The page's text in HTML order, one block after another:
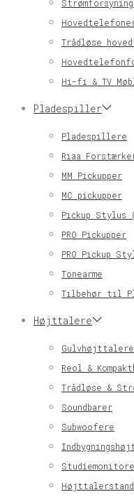
Trådløse
Hi-fi & TV
Pladespiller
Pladespillere
Riaa
MM Pickupper
MC pickupper
Pickup Stylus
PRO Pickupper
PRO Pickup
Tonearme
Tilbehør til
Højttalere
Gulvhøjttalere
Reol &
Trådløse &
Soundbarer
Subwoofere